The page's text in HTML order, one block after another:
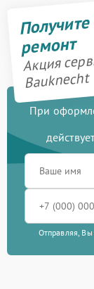
ремонт
Акция
Bauknecht
При
Отправляя, Вы